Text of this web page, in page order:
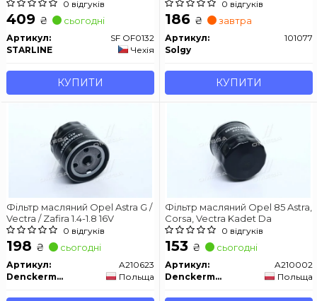
0 відгуків
409 ₴ сьогодні
Артикул:
SF OF0132
STARLINE
Чехія
КУПИТИ
0 відгуків
186 ₴ завтра
Артикул:
101077
Solgy
КУПИТИ
Фільтр масляний Opel Astra G /
Vectra / Zafira 1.4-1.8 16V
0 відгуків
198 ₴ сьогодні
Артикул:
A210623
Denckermann
Польща
Фільтр масляний Opel 85 Astra,
Corsa, Vectra Kadet Da
0 відгуків
153 ₴ сьогодні
Артикул:
A210002
Denckermann
Польща